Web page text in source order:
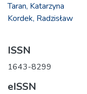
Taran, Katarzyna
Kordek, Radzisław
ISSN
1643-8299
eISSN